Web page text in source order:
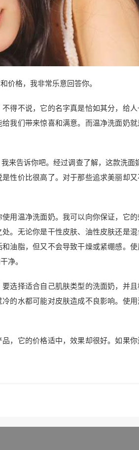
价格，我非常乐意回答你。
得不说，它的名字真是恰如其分，给
我们带来惊喜和满意。而温净洗面奶
来告诉你吧。经过调查了解，这款洗
性价比很高了。对于那些追求美丽却
用温净洗面奶。我可以向你保证，它
。无论你是干性皮肤、油性皮肤还是
油脂，但又不会导致干燥或紧绷感。
净。
选择适合自己肌肤类型的洗面奶，并
的水都可能对皮肤造成不良影响。使
，它的价格适中，效果却很好。如果